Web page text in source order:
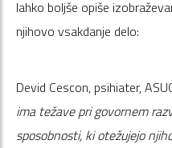
lahko boljše opiše
njihovo
Devid Cescon, psihiater,
ima težave pri govornem
sposobnosti, ki otežujejo